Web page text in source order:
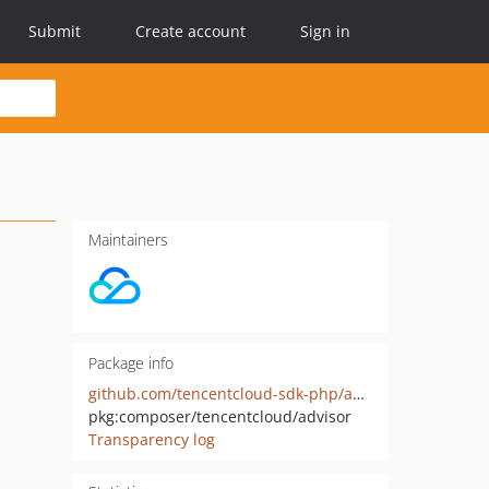
Submit Create account Sign in
Maintainers
Package info
github.com/tencentcloud-sdk-php/advisor
pkg:composer/tencentcloud/advisor
Transparency log